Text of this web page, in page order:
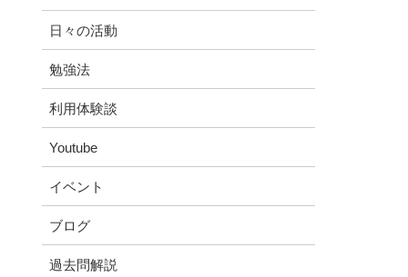
日々の活動
勉強法
利用体験談
Youtube
イベント
ブログ
過去問解説